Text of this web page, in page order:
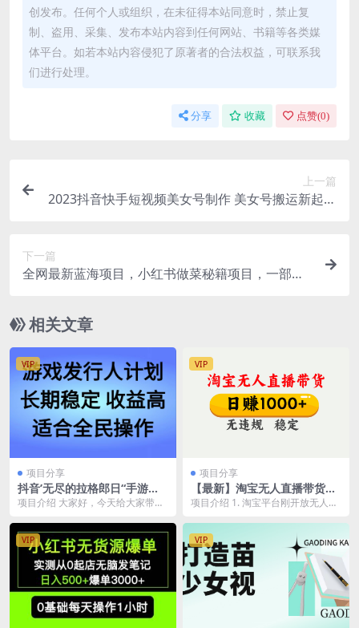
创发布。任何个人或组织，在未征得本站同意时，禁止复
制、盗用、采集、发布本站内容到任何网站、书籍等各类媒
体平台。如若本站内容侵犯了原著者的合法权益，可联系我
们进行处理。
分享 收藏 点赞(0)
上一篇
2023抖音快手短视频美女号制作 美女号搬运新起号
下一篇
全网最新蓝海项目，小红书做菜秘籍项目，一部手
相关文章
VIP
项目分享
抖音’无尽的拉格郎日“手游，
全新懒人玩法，一部手机就能
定变现
项目介绍 大家好，今天给大家带来
玩法，简单好上手，...
VIP
项目分享
【最新】淘宝无人直播带货，
日入1000+，独家技术，无违
定【揭秘】
项目介绍 1. 淘宝平台刚开放无人直
想购物的客...
VIP VIP